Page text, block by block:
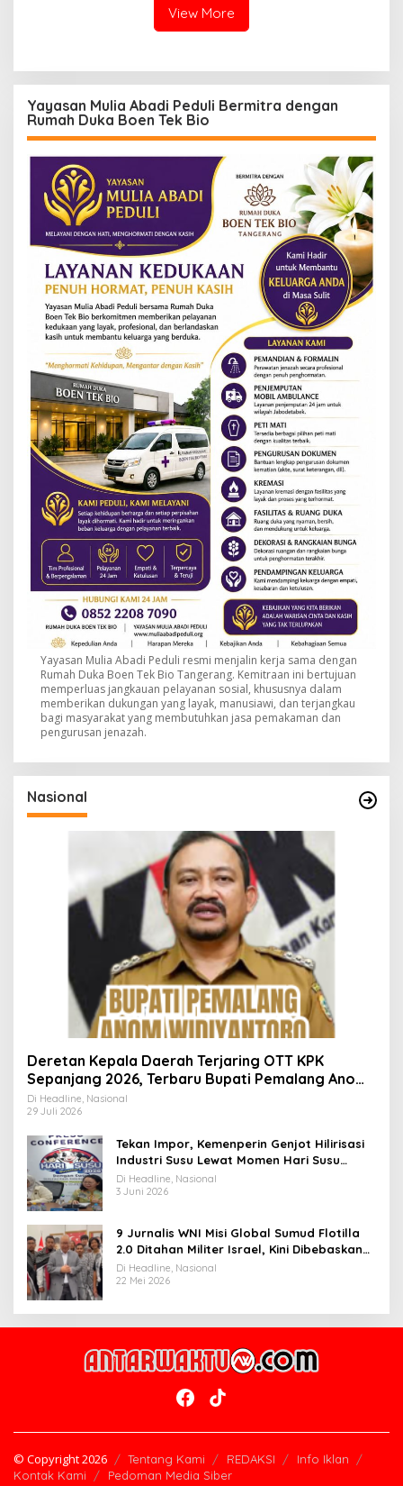
View More
Yayasan Mulia Abadi Peduli Bermitra dengan
Rumah Duka Boen Tek Bio
Yayasan Mulia Abadi Peduli resmi menjalin kerja sama dengan
Rumah Duka Boen Tek Bio Tangerang. Kemitraan ini bertujuan
memperluas jangkauan pelayanan sosial, khususnya dalam
memberikan dukungan yang layak, manusiawi, dan terjangkau
bagi masyarakat yang membutuhkan jasa pemakaman dan
pengurusan jenazah.
Nasional
Deretan Kepala Daerah Terjaring OTT KPK
Sepanjang 2026, Terbaru Bupati Pemalang Anom
Widiyantoro
Di Headline, Nasional
29 Juli 2026
Tekan Impor, Kemenperin Genjot Hilirisasi
Industri Susu Lewat Momen Hari Susu
Nusantara 2026
Di Headline, Nasional
3 Juni 2026
9 Jurnalis WNI Misi Global Sumud Flotilla
2.0 Ditahan Militer Israel, Kini Dibebaskan
dan Dievakuasi ke Istanbul
Di Headline, Nasional
22 Mei 2026
© Copyright 2026 Tentang Kami REDAKSI
Info Iklan
Kontak Kami
Pedoman Media Siber